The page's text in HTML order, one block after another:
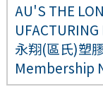
AU'S THE
UFACTURING
永翔(區氏)塑
Membership